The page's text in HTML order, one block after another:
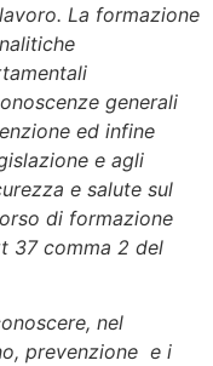
La formazione
generali
ed infine
e agli
e salute sul
di formazione
37 comma 2 del
nel
prevenzione e i